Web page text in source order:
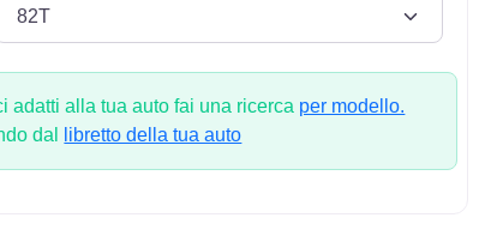
adatti alla tua auto fai una ricerca per modello.
dal
libretto della tua auto